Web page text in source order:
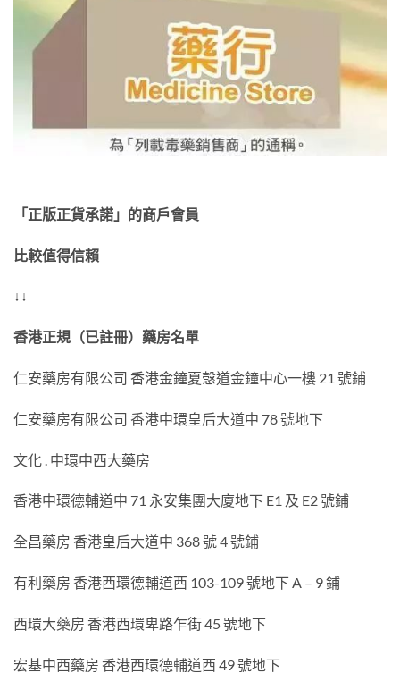
「正版正貨承諾」的商戶會員
比較值得信賴
↓↓
香港正規（已註冊）藥房名單
仁安藥房有限公司 香港金鐘夏愨道金鐘中心一樓 21 號鋪
仁安藥房有限公司 香港中環皇后大道中 78 號地下
文化 . 中環中西大藥房
香港中環德輔道中 71 永安集團大廈地下 E1 及 E2 號鋪
全昌藥房 香港皇后大道中 368 號 4 號鋪
有利藥房 香港西環德輔道西 103-109 號地下 A – 9 鋪
西環大藥房 香港西環卑路乍街 45 號地下
宏基中西藥房 香港西環德輔道西 49 號地下